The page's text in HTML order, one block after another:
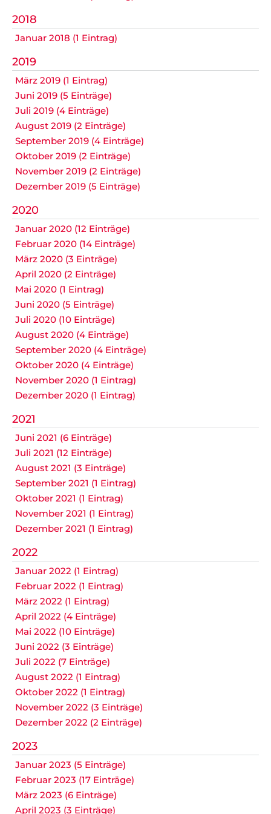
2018
Januar 2018 (1 Eintrag)
2019
März 2019 (1 Eintrag)
Juni 2019 (5 Einträge)
Juli 2019 (4 Einträge)
August 2019 (2 Einträge)
September 2019 (4 Einträge)
Oktober 2019 (2 Einträge)
November 2019 (2 Einträge)
Dezember 2019 (5 Einträge)
2020
Januar 2020 (12 Einträge)
Februar 2020 (14 Einträge)
März 2020 (3 Einträge)
April 2020 (2 Einträge)
Mai 2020 (1 Eintrag)
Juni 2020 (5 Einträge)
Juli 2020 (10 Einträge)
August 2020 (4 Einträge)
September 2020 (4 Einträge)
Oktober 2020 (4 Einträge)
November 2020 (1 Eintrag)
Dezember 2020 (1 Eintrag)
2021
Juni 2021 (6 Einträge)
Juli 2021 (12 Einträge)
August 2021 (3 Einträge)
September 2021 (1 Eintrag)
Oktober 2021 (1 Eintrag)
November 2021 (1 Eintrag)
Dezember 2021 (1 Eintrag)
2022
Januar 2022 (1 Eintrag)
Februar 2022 (1 Eintrag)
März 2022 (1 Eintrag)
April 2022 (4 Einträge)
Mai 2022 (10 Einträge)
Juni 2022 (3 Einträge)
Juli 2022 (7 Einträge)
August 2022 (1 Eintrag)
Oktober 2022 (1 Eintrag)
November 2022 (3 Einträge)
Dezember 2022 (2 Einträge)
2023
Januar 2023 (5 Einträge)
Februar 2023 (17 Einträge)
März 2023 (6 Einträge)
April 2023 (3 Einträge)
Nicht das Richtige gefunden?
Bitte nehmen Sie Kontakt mit uns auf. Wir helfen
gerne weiter.
post@svo.germaringen.de
Navigation
überspringen
Anfahrt Impressum